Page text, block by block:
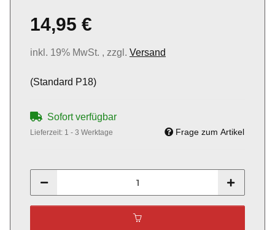
14,95 €
inkl. 19% MwSt. , zzgl. Versand
(Standard P18)
Sofort verfügbar
Lieferzeit: 1 - 3 Werktage Frage zum Artikel